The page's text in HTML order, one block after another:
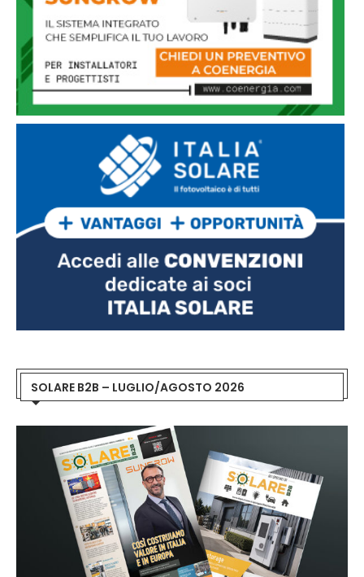
SOLARE B2B – LUGLIO/AGOSTO 2026